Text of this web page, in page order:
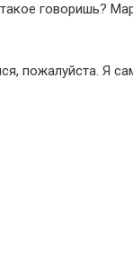
говоришь?
пожалуйста. Я